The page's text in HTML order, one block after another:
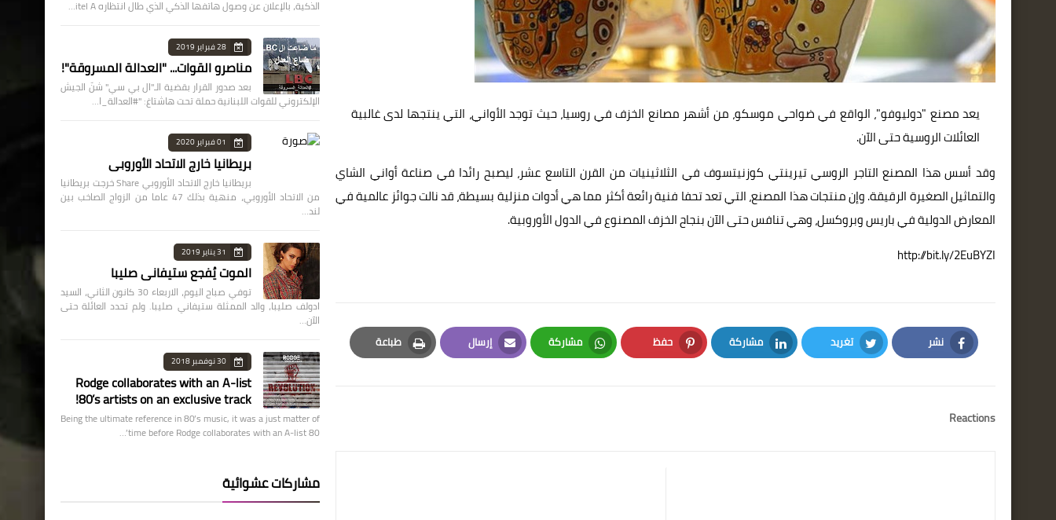
يعد مصنع "دوليوفو"، الواقع في ضواحي موسكو، من أشهر مصانع الخزف في روسيا، حيث توجد الأواني، التي ينتجها لدى غالبية
العائلات الروسية حتى الآن.
وقد أسس هذا المصنع التاجر الروسي تيرينتي كوزنيتسوف في الثلاثينيات من القرن التاسع عشر، ليصبح رائدا في صناعة أواني الشاي
والتماثيل الصغيرة الرقيقة. وإن منتجات هذا المصنع، التي تعد تحفا فنية رائعة أكثر مما هي أدوات منزلية بسيطة، قد نالت جوائز عالمية في
المعارض الدولية في باريس وبروكسل، وهي تنافس حتى الآن بنجاح الخزف المصنوع في الدول الأوروبية.
http://bit.ly/2EuBYZI
نشر
Facebook
تغريد
Twitter
مشاركة
LinkedIn
حفظ
Pinterest
مشاركة
Whatsapp
إرسال
Email
طباعة
Print
Reactions
الذكية، بالإعلان عن وصول هاتفها الذكي الذي طال انتظاره itel A…
28 فبراير 2019
مناصرو القوات... "العدالة المسروقة"!
بعد صدور القرار بقضية الـ"ال بي سي" شنّ الجيش
الإلكتروني للقوات اللبنانية حملة تحت هاشتاغ: "#العدالة_ا…
01 فبراير 2020
بريطانيا خارج الاتحاد الأوروبي
بريطانيا خارج الاتحاد الأوروبي Share خرجت بريطانيا
من الاتحاد الأوروبي، منهية بذلك 47 عاما من الزواج الصاخب بين
لند…
31 يناير 2019
الموت يُفجع ستيفاني صليبا
توفي صباح اليوم، الاربعاء 30 كانون الثاني، السيد
ادولف صليبا، والد الممثلة ستيفاني صليبا. ولم تحدد العائلة حتى
الآن…
30 نوفمبر 2018
Rodge collaborates with an A-list
80’s artists on an exclusive track!
Being the ultimate reference in 80’s music, it was a just matter of
time before Rodge collaborates with an A-list 80’…
مشاركات عشوائية